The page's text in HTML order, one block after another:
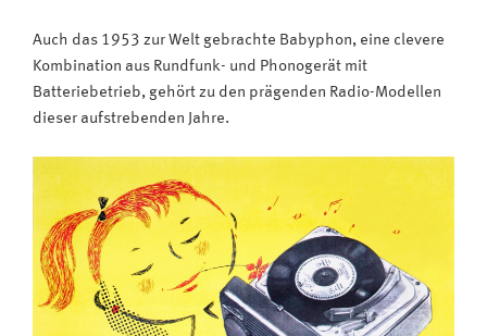
Auch das 1953 zur Welt gebrachte Babyphon, eine clevere
Kombination aus Rundfunk- und Phonogerät mit
Batteriebetrieb, gehört zu den prägenden Radio-Modellen
dieser aufstrebenden Jahre.